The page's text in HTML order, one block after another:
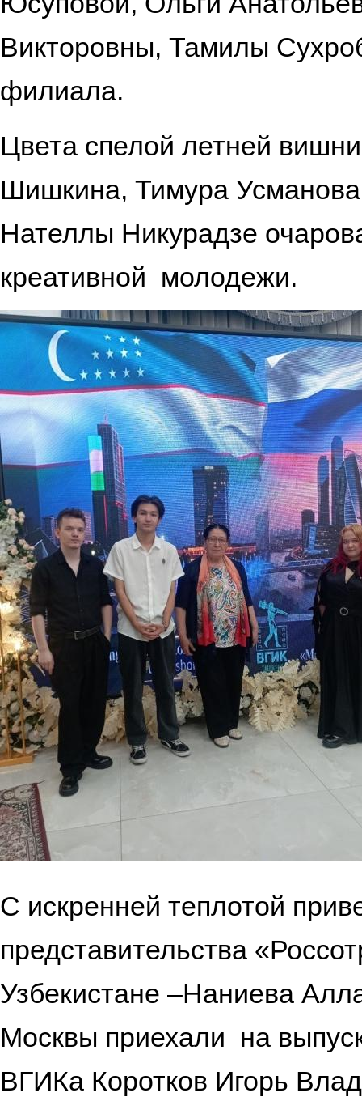
Викторовны, Тамилы
Цвета спелой летней
Шишкина, Тимура
Нателлы Никурадзе
С искренней теплотой
представительства
Узбекистане –Наниева
Москвы приехали на
ВГИКа Коротков Игорь